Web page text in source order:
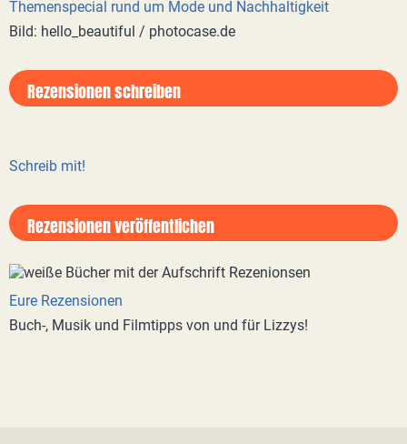
Themenspecial rund um Mode und Nachhaltigkeit
Bild: hello_beautiful / photocase.de
Rezensionen schreiben
Schreib mit!
Rezensionen veröffentlichen
Eure Rezensionen
Buch-, Musik und Filmtipps von und für Lizzys!